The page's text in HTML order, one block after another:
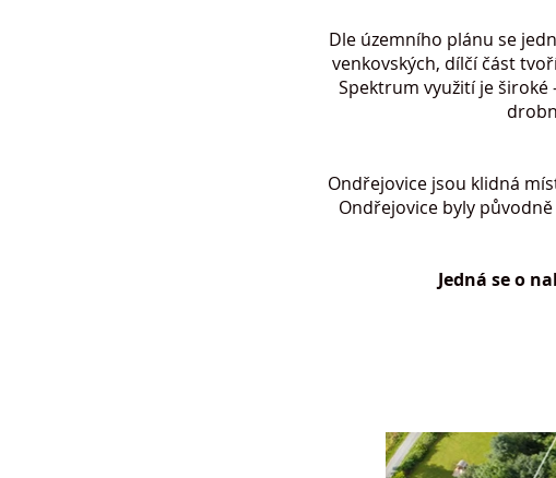
Dle územního plánu se
venkovských, dílčí část
Spektrum využití je
Ondřejovice jsou klidná
Ondřejovice byly
Jedná se o